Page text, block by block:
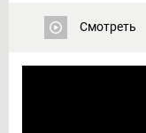
Смотреть